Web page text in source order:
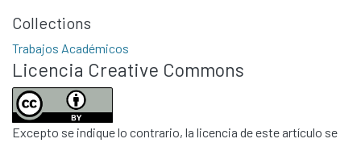
Communities & Collections
All of DSpace
Statistics
Contacto
Políticas
Collections
Trabajos Académicos
Licencia Creative Commons
Excepto se indique lo contrario, la licencia de este artículo se